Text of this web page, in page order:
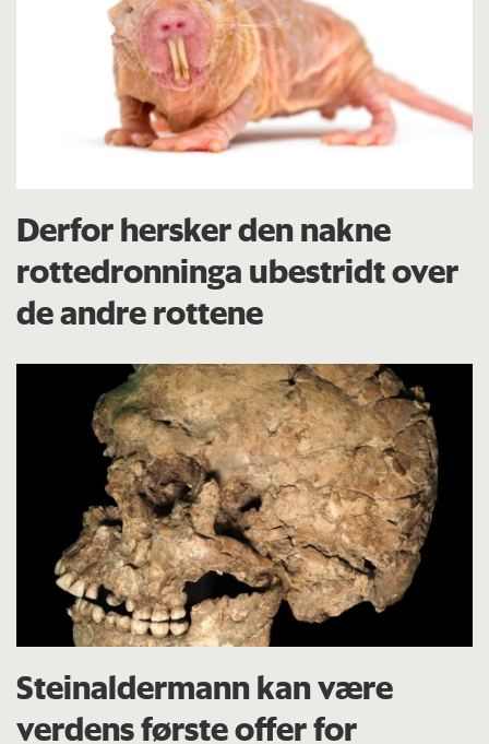
Derfor hersker den nakne
rottedronninga ubestridt over
de andre rottene
Steinaldermann kan være
verdens første offer for